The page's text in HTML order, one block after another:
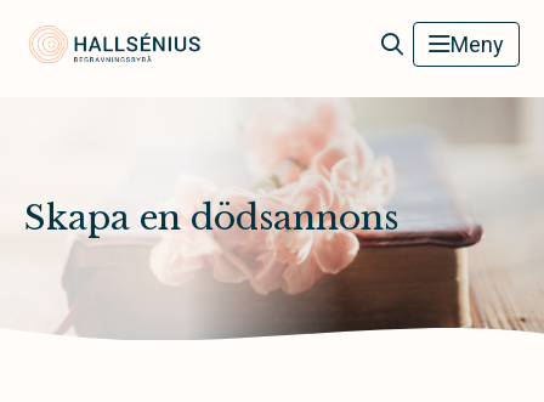
Hallsénius Begravningsbyrå Meny
Skapa en dödsannons